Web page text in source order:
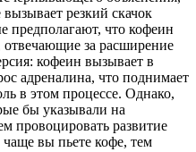
резкий скачок
предполагают, что кофеин
за расширение
кофеин вызывает в
адреналина, что поднимает
в этом процессе. Однако,
бы указывали на
провоцировать развитие
вы пьете кофе, тем